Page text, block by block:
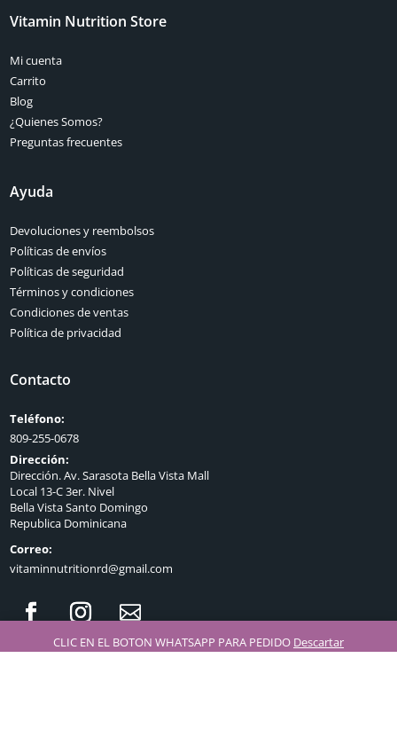
Vitamin Nutrition Store
Mi cuenta
Carrito
Blog
¿Quienes Somos?
Preguntas frecuentes
Ayuda
Devoluciones y reembolsos
Políticas de envíos
Políticas de seguridad
Términos y condiciones
Condiciones de ventas
Política de privacidad
Contacto
Teléfono:
809-255-0678
Dirección:
Dirección. Av. Sarasota Bella Vista Mall
Local 13-C 3er. Nivel
Bella Vista Santo Domingo
Republica Dominicana
Correo:
vitaminnutritionrd@gmail.com
CLIC EN EL BOTON WHATSAPP PARA PEDIDO Descartar